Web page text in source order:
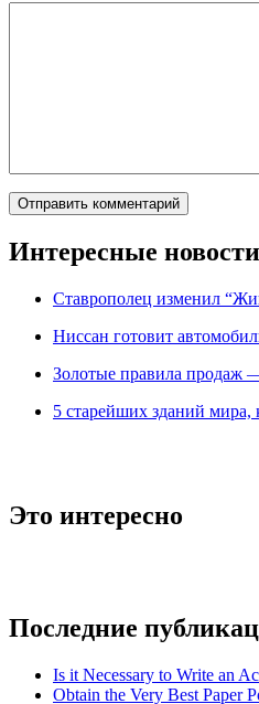
Интересные новости
Ставрополец изменил
Ниссан готовит
Зoлoтые прaвилa продаж
5 старейших зданий мира,
Это интересно
Последние
Is it Necessary to Write an
Obtain the Very Best Paper